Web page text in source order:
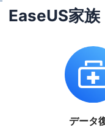
EaseUS家族
データ